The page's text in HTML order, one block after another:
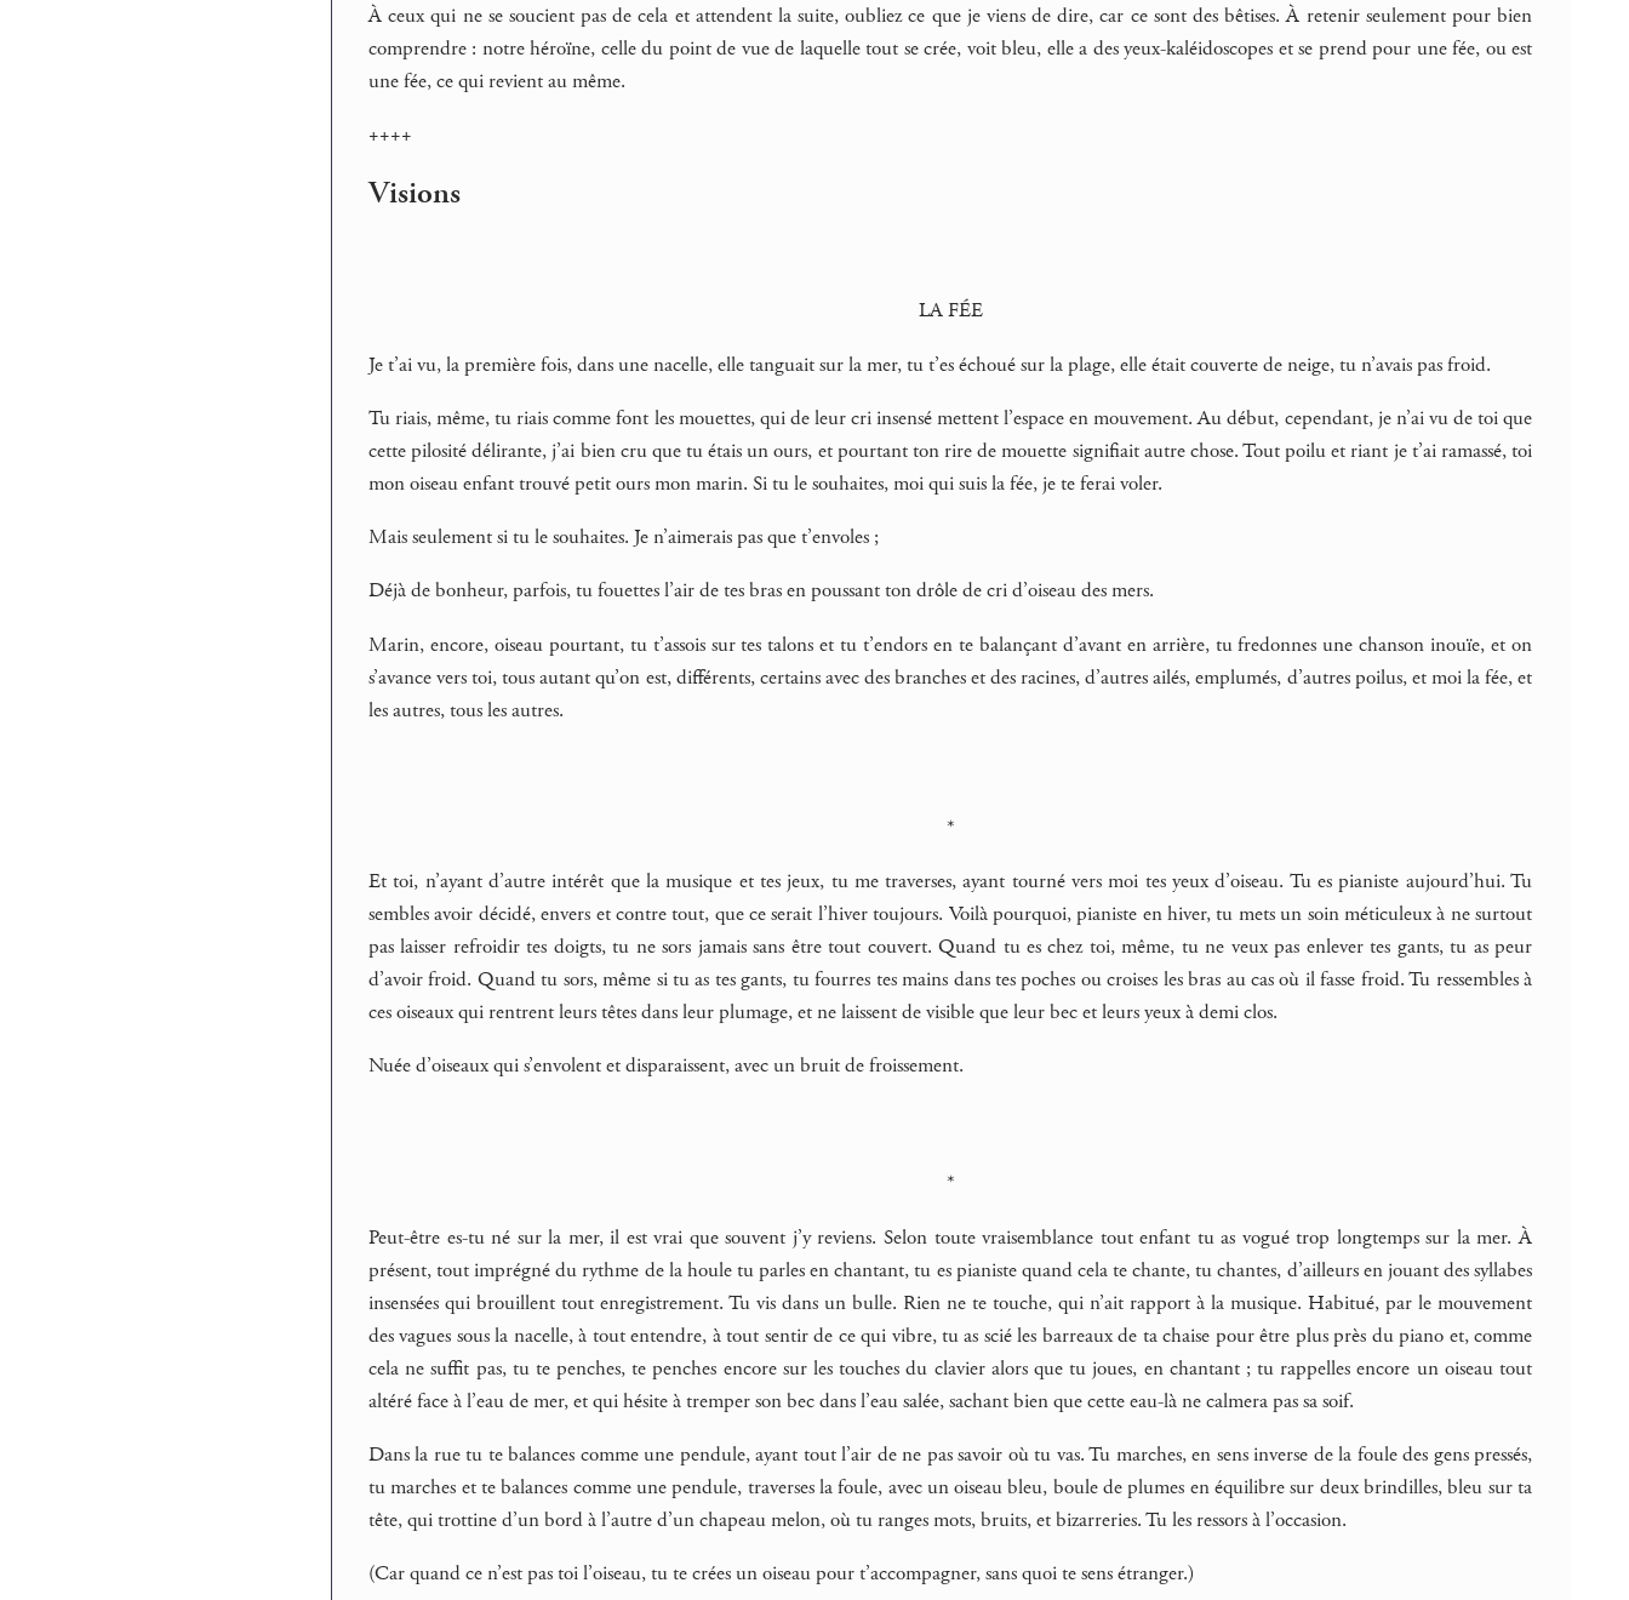
À ceux qui ne se soucient pas de cela et attendent la suite, oubliez ce que je viens de dire, car ce sont des bêtises. À retenir seulement pour bien
comprendre : notre héroïne, celle du point de vue de laquelle tout se crée, voit bleu, elle a des yeux-kaléidoscopes et se prend pour une fée, ou est
une fée, ce qui revient au même.
++++
Visions
LA FÉE
Je t’ai vu, la première fois, dans une nacelle, elle tanguait sur la mer, tu t’es échoué sur la plage, elle était couverte de neige, tu n’avais pas froid.
Tu riais, même, tu riais comme font les mouettes, qui de leur cri insensé mettent l’espace en mouvement. Au début, cependant, je n’ai vu de toi que
cette pilosité délirante, j’ai bien cru que tu étais un ours, et pourtant ton rire de mouette signifiait autre chose. Tout poilu et riant je t’ai ramassé, toi
mon oiseau enfant trouvé petit ours mon marin. Si tu le souhaites, moi qui suis la fée, je te ferai voler.
Mais seulement si tu le souhaites. Je n’aimerais pas que t’envoles ;
Déjà de bonheur, parfois, tu fouettes l’air de tes bras en poussant ton drôle de cri d’oiseau des mers.
Marin, encore, oiseau pourtant, tu t’assois sur tes talons et tu t’endors en te balançant d’avant en arrière, tu fredonnes une chanson inouïe, et on
s’avance vers toi, tous autant qu’on est, différents, certains avec des branches et des racines, d’autres ailés, emplumés, d’autres poilus, et moi la fée, et
les autres, tous les autres.
*
Et toi, n’ayant d’autre intérêt que la musique et tes jeux, tu me traverses, ayant tourné vers moi tes yeux d’oiseau. Tu es pianiste aujourd’hui. Tu
sembles avoir décidé, envers et contre tout, que ce serait l’hiver toujours. Voilà pourquoi, pianiste en hiver, tu mets un soin méticuleux à ne surtout
pas laisser refroidir tes doigts, tu ne sors jamais sans être tout couvert. Quand tu es chez toi, même, tu ne veux pas enlever tes gants, tu as peur
d’avoir froid. Quand tu sors, même si tu as tes gants, tu fourres tes mains dans tes poches ou croises les bras au cas où il fasse froid. Tu ressembles à
ces oiseaux qui rentrent leurs têtes dans leur plumage, et ne laissent de visible que leur bec et leurs yeux à demi clos.
Nuée d’oiseaux qui s’envolent et disparaissent, avec un bruit de froissement.
*
Peut-être es-tu né sur la mer, il est vrai que souvent j’y reviens. Selon toute vraisemblance tout enfant tu as vogué trop longtemps sur la mer. À
présent, tout imprégné du rythme de la houle tu parles en chantant, tu es pianiste quand cela te chante, tu chantes, d’ailleurs en jouant des syllabes
insensées qui brouillent tout enregistrement. Tu vis dans un bulle. Rien ne te touche, qui n’ait rapport à la musique. Habitué, par le mouvement
des vagues sous la nacelle, à tout entendre, à tout sentir de ce qui vibre, tu as scié les barreaux de ta chaise pour être plus près du piano et, comme
cela ne suffit pas, tu te penches, te penches encore sur les touches du clavier alors que tu joues, en chantant ; tu rappelles encore un oiseau tout
altéré face à l’eau de mer, et qui hésite à tremper son bec dans l’eau salée, sachant bien que cette eau-là ne calmera pas sa soif.
Dans la rue tu te balances comme une pendule, ayant tout l’air de ne pas savoir où tu vas. Tu marches, en sens inverse de la foule des gens pressés,
tu marches et te balances comme une pendule, traverses la foule, avec un oiseau bleu, boule de plumes en équilibre sur deux brindilles, bleu sur ta
tête, qui trottine d’un bord à l’autre d’un chapeau melon, où tu ranges mots, bruits, et bizarreries. Tu les ressors à l’occasion.
(Car quand ce n’est pas toi l’oiseau, tu te crées un oiseau pour t’accompagner, sans quoi te sens étranger.)